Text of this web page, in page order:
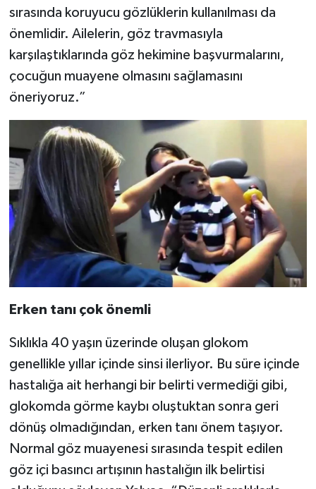
sırasında koruyucu gözlüklerin kullanılması da
önemlidir. Ailelerin, göz travmasıyla
karşılaştıklarında göz hekimine başvurmalarını,
çocuğun muayene olmasını sağlamasını
öneriyoruz.”
Erken tanı çok önemli
Sıklıkla 40 yaşın üzerinde oluşan glokom
genellikle yıllar içinde sinsi ilerliyor. Bu süre içinde
hastalığa ait herhangi bir belirti vermediği gibi,
glokomda görme kaybı oluştuktan sonra geri
dönüş olmadığından, erken tanı önem taşıyor.
Normal göz muayenesi sırasında tespit edilen
göz içi basıncı artışının hastalığın ilk belirtisi